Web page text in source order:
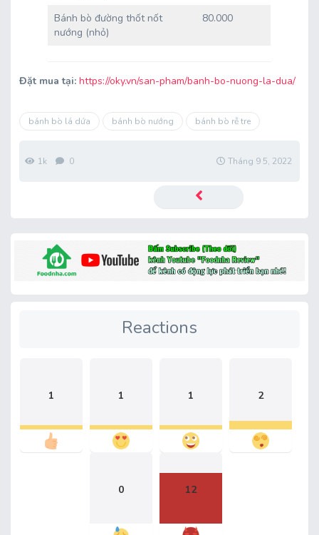
Bánh bò đường thốt nốt
nướng (nhỏ)
80.000
Đặt mua tại: https://oky.vn/san-pham/banh-bo-nuong-la-dua/
bánh bò lá dứa bánh bò nướng bánh bò rễ tre
1k 0 Tháng 9 5, 2022
Reactions
1 1 1 2
0 12